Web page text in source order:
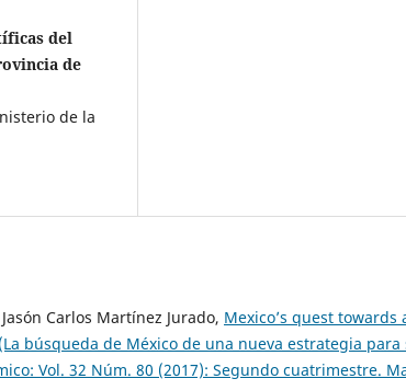
del
de
de la
Carlos Martínez Jurado, Mexico’s quest towards
búsqueda de México de una nueva estrategia para
Vol. 32 Núm. 80 (2017): Segundo cuatrimestre.